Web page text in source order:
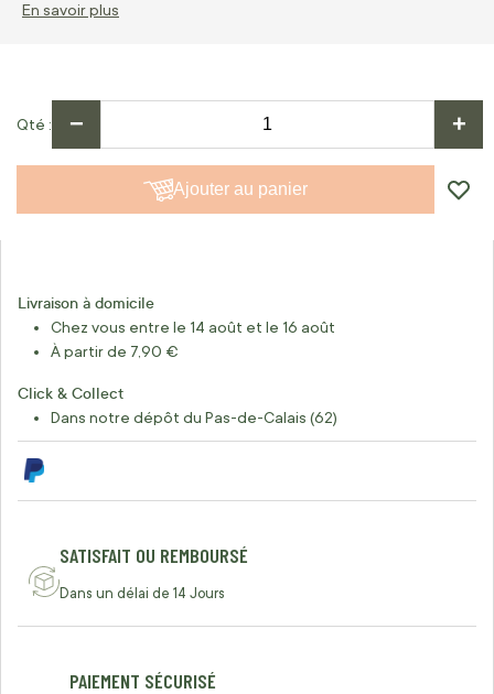
En savoir plus
Qté − +
Ajouter au panier
Livraison à domicile
Chez vous entre le 14 août et le 16 août
À partir de 7,90 €
Click & Collect
Dans notre dépôt du Pas-de-Calais (62)
SATISFAIT OU REMBOURSÉ
Dans un délai de 14 Jours
PAIEMENT SÉCURISÉ